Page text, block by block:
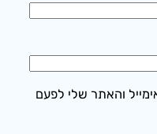
והאתר שלי לפעם